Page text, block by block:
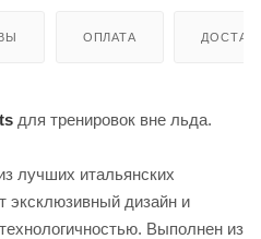
ОПЛАТА
для тренировок вне льда.
лучших итальянских
эксклюзивный дизайн и
Выполнен из